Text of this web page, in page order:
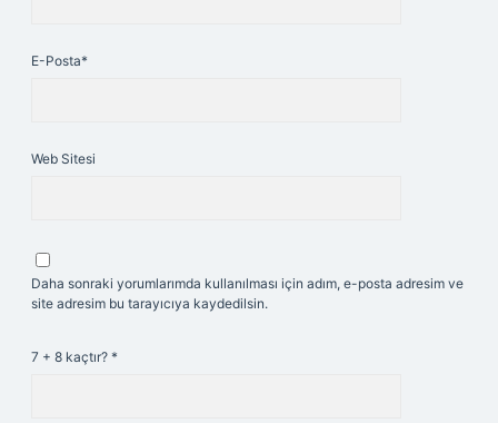
E-Posta*
Web Sitesi
Daha sonraki yorumlarımda kullanılması için adım, e-posta adresim ve
site adresim bu tarayıcıya kaydedilsin.
7 + 8 kaçtır? *